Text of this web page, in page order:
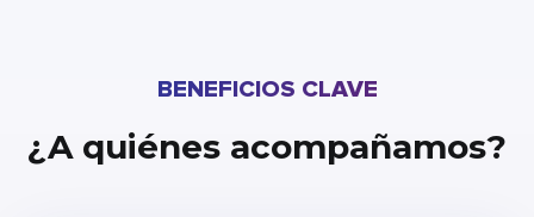
BENEFICIOS CLAVE
¿A quiénes acompañamos?